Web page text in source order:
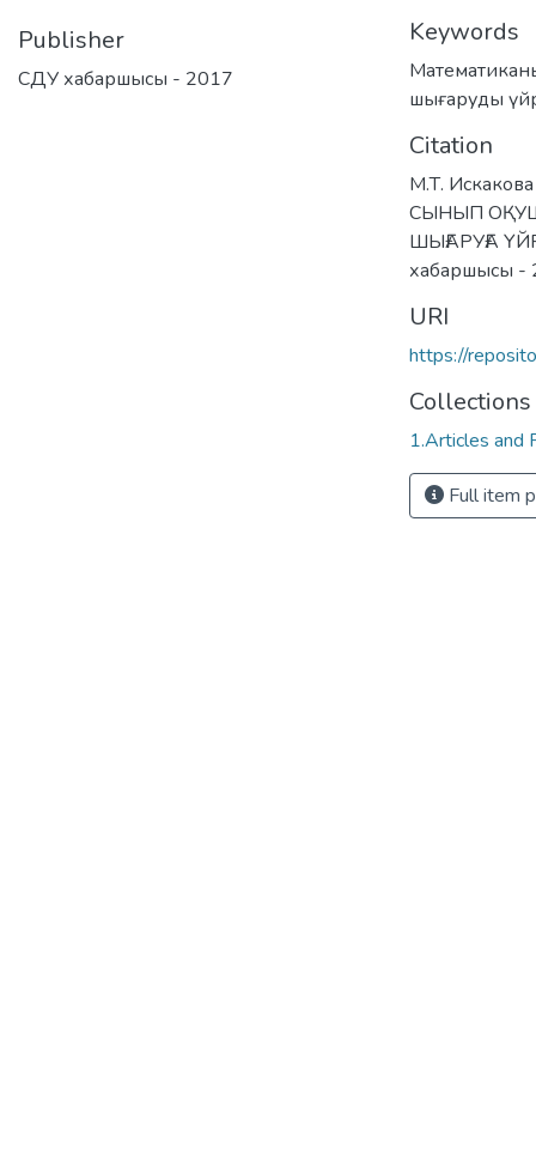
Publisher
СДУ хабаршысы - 2017
Keywords
шығаруды
Citation
М.Т.
СЫНЫП
ШЫҒАРУҒА
хабаршысы -
URI
https://
Collections
1.Articles and
Full item